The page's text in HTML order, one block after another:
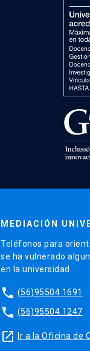
MEDIACIÓN
Teléfonos para
se ha vulnerado
en la universidad.
phone (56)95504 1691
phone (56)95504 1247
launch Ir a la Oficina de